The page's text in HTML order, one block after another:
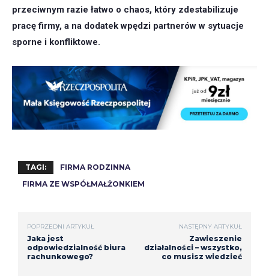
przeciwnym razie łatwo o chaos, który zdestabilizuje
pracę firmy, a na dodatek wpędzi partnerów w sytuacje
sporne i konfliktowe.
TAGI:
FIRMA RODZINNA
FIRMA ZE WSPÓŁMAŁŻONKIEM
POPRZEDNI ARTYKUŁ
Jaka jest
odpowiedzialność biura
rachunkowego?
NASTĘPNY ARTYKUŁ
Zawieszenie
działalności – wszystko,
co musisz wiedzieć